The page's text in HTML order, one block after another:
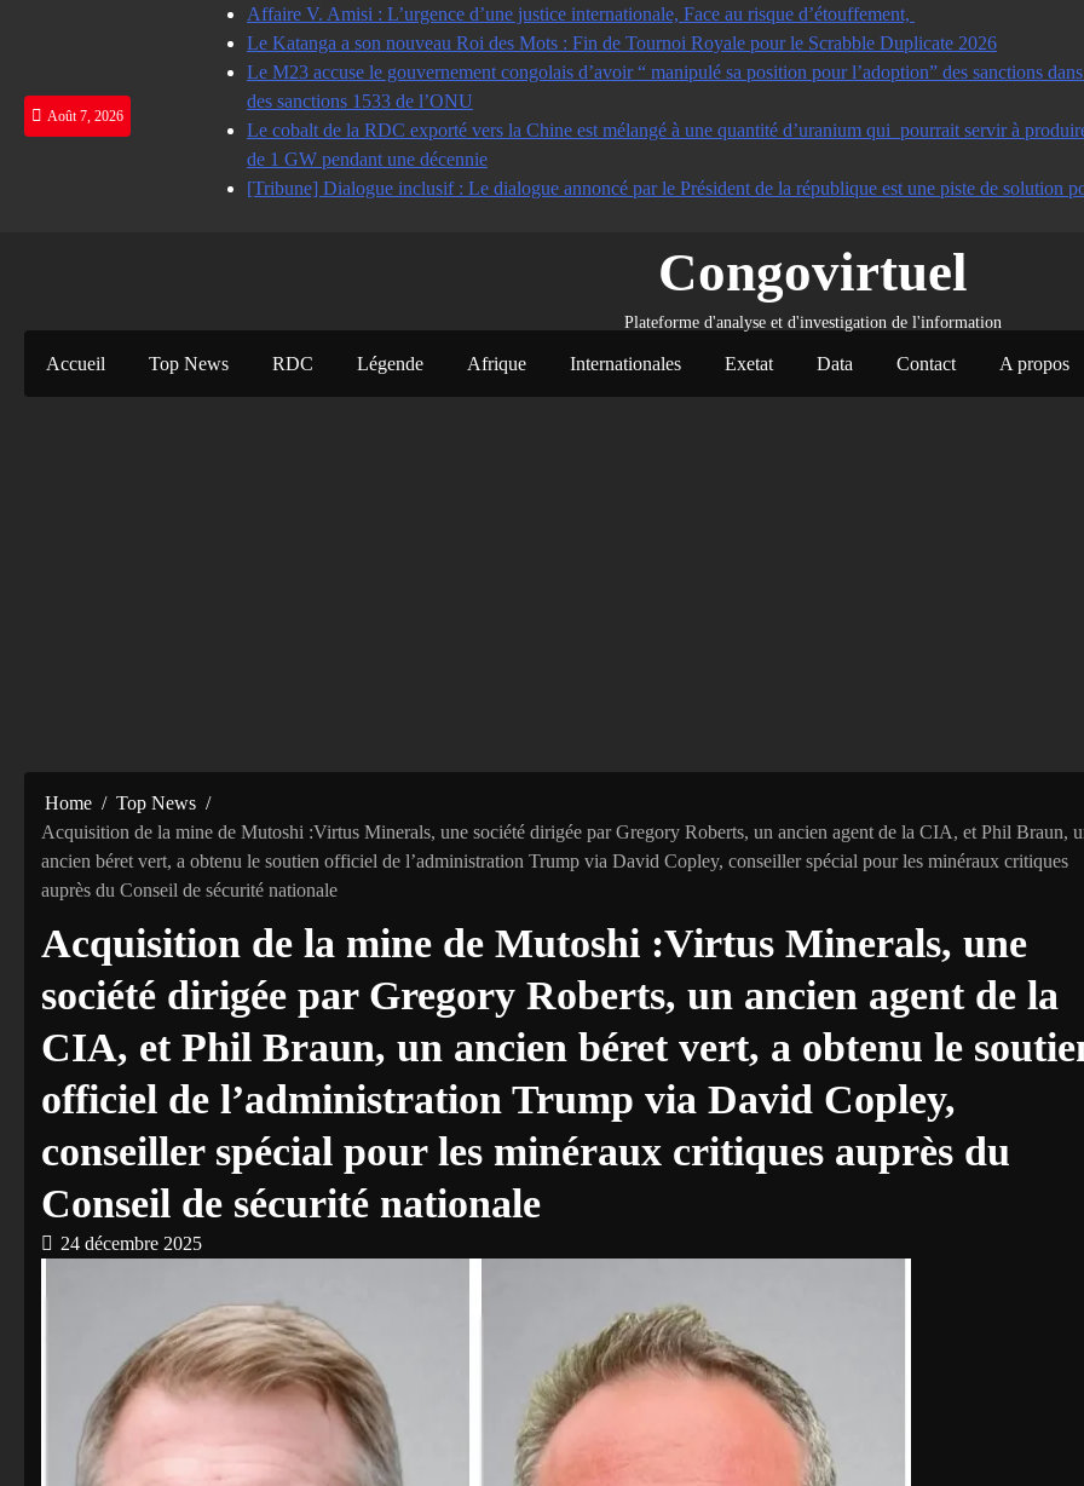
Août 7, 2026
Affaire V. Amisi : L’urgence d’une justice internationale, Face au risque d’étouffement,
Le Katanga a son nouveau Roi des Mots : Fin de Tournoi Royale pour le Scrabble Duplicate 2026
Le M23 accuse le gouvernement congolais d’avoir “ manipulé sa position pour l’adoption” des sanctions
des sanctions 1533 de l’ONU
Le cobalt de la RDC exporté vers la Chine est mélangé à une quantité d’uranium qui pourrait servir à
de 1 GW pendant une décennie
[Tribune] Dialogue inclusif : Le dialogue annoncé par le Président de la république est une piste de solution
Congovirtuel
Plateforme d'analyse et d'investigation de l'information
Accueil Top News RDC Légende Afrique Internationales Exetat Data Contact A propos
Home
Top News
Acquisition de la mine de Mutoshi :Virtus Minerals, une société dirigée par Gregory Roberts, un ancien agent de la CIA, et Phil Braun,
ancien béret vert, a obtenu le soutien officiel de l’administration Trump via David Copley, conseiller spécial pour les minéraux critiques
auprès du Conseil de sécurité nationale
Acquisition de la mine de Mutoshi :Virtus Minerals, une
société dirigée par Gregory Roberts, un ancien agent de la
CIA, et Phil Braun, un ancien béret vert, a obtenu le
officiel de l’administration Trump via David Copley,
conseiller spécial pour les minéraux critiques auprès du
Conseil de sécurité nationale
24 décembre 2025